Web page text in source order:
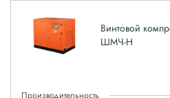
Винтовой
ШМЧ-Н
Производительность